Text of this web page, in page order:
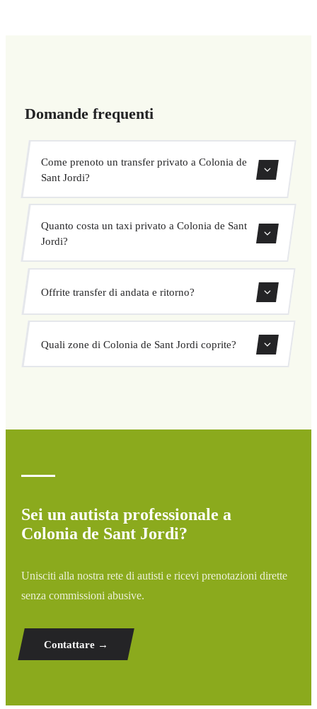
Domande frequenti
Come prenoto un transfer privato a Colonia de
Sant Jordi?
confermare subito il tuo transfer. Scegli ritiro e
fisso.
Quanto costa un taxi privato a Colonia de Sant
Jordi?
prezzo fisso concordato prima della partenza. Nessun costo
nascosto né sorprese. Consulta il tuo prezzo subito nel
Offrite transfer di andata e ritorno?
ritorno direttamente dal nostro sistema di prenotazione.
Quali zone di Colonia de Sant Jordi coprite?
Sei un autista professionale a
Colonia de Sant Jordi?
Unisciti alla nostra rete di autisti e ricevi prenotazioni dirette
senza commissioni abusive.
Contattare →